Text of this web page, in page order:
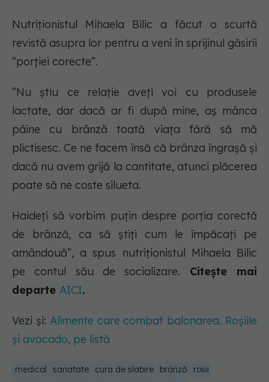
Nutriționistul Mihaela Bilic a făcut o scurtă
revistă asupra lor pentru a veni în sprijinul găsirii
”porției corecte”.
”Nu știu ce relație aveți voi cu produsele
lactate, dar dacă ar fi după mine, aș mânca
pâine cu brânză toată viața fără să mă
plictisesc. Ce ne facem însă că brânza îngrașă și
dacă nu avem grijă la cantitate, atunci plăcerea
poate să ne coste silueta.
Haideți să vorbim puțin despre porția corectă
de brânză, ca să știți cum le împăcați pe
amândouă”, a spus nutriționistul Mihaela Bilic
pe contul său de socializare. Citește mai
departe AICI.
Vezi și: Alimente care combat balonarea. Roșiile
și avocado, pe listă
medical sanatate cura de slabire brânză
rosii